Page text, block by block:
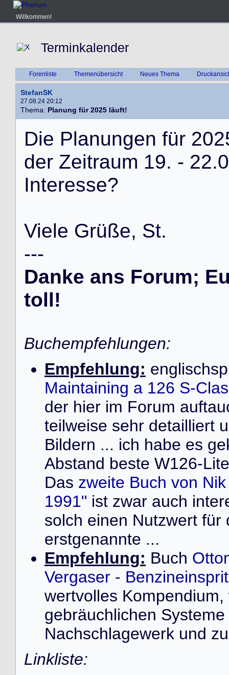
Willkommen!
Terminkalender
Forenliste Themenübersicht Neues Thema
StefanSK
27.08.24 20:12
Thema: Planung für 2025 läuft!
Die Planungen für 202
der Zeitraum 19. - 22.0
Interesse?
Viele Grüße, St.
---
Danke ans Forum;
toll!
Buchempfehlungen:
Empfehlung:
Maintaining a 126 S-
der hier im Forum
teilweise sehr detailliert
Bildern ... ich habe es
Abstand beste W126-
Das zweite Buch von
1991" ist zwar auch
solch einen Nutzwert
erstgenannte ...
Empfehlung: Buch
Vergaser -
wertvolles
gebräuchlichen
Nachschlagewerk und
Linkliste: